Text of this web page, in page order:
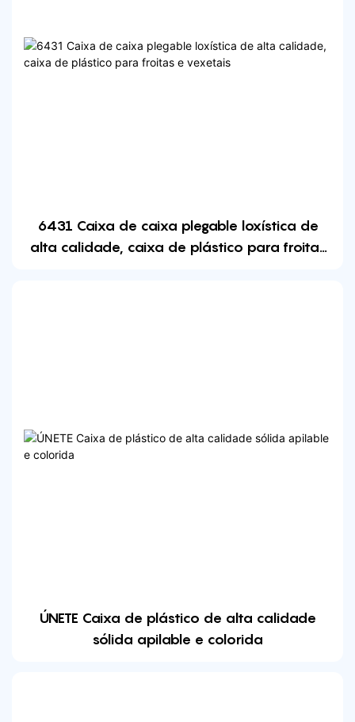
6431 Caixa de caixa plegable loxística de
alta calidade, caixa de plástico para froitas
ÚNETE Caixa de plástico de alta calidade
sólida apilable e colorida